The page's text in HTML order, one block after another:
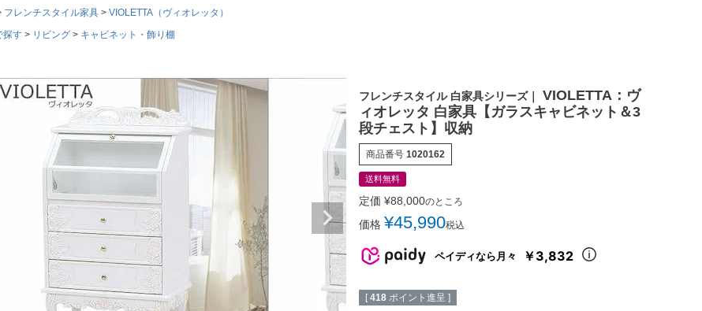
フレンチスタイル家具
VIOLETTA（ヴィオレッタ）
探す リビング キャビネット・飾り棚
フレンチスタイル 白家具シリーズ｜
VIOLETTA：ヴ
ィオレッタ 白家具【ガラスキャビネット＆3
段チェスト】収納
商品番号 1020162
送料無料
定価 ¥88,000のところ
価格 ¥45,990税込
ペイディなら月々 ￥3,832
[ 418 ポイント進呈 ]